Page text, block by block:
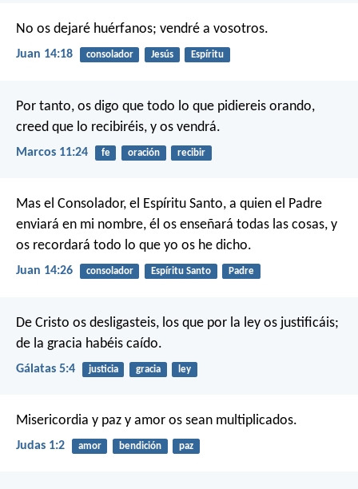
No os dejaré huérfanos; vendré a vosotros.
Juan 14:18 consolador Jesús Espíritu
Por tanto, os digo que todo lo que pidiereis orando,
creed que lo recibiréis, y os vendrá.
Marcos 11:24 fe oración recibir
Mas el Consolador, el Espíritu Santo, a quien el Padre
enviará en mi nombre, él os enseñará todas las cosas, y
os recordará todo lo que yo os he dicho.
Juan 14:26 consolador Espíritu Santo Padre
De Cristo os desligasteis, los que por la ley os justificáis;
de la gracia habéis caído.
Gálatas 5:4 justicia gracia ley
Misericordia y paz y amor os sean multiplicados.
Judas 1:2 amor bendición paz